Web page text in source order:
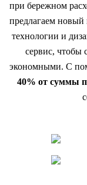
при бережном
предлагаем новый
технологии и
сервис, чтобы
экономными. С
40% от суммы